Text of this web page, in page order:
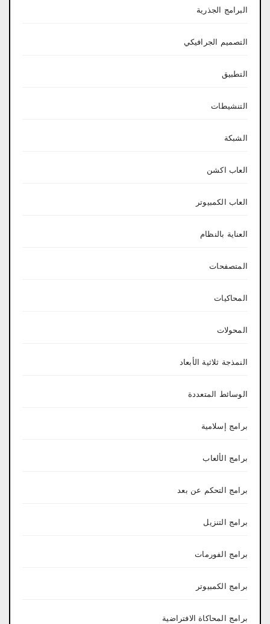
البرامج الجذرية
التصميم الجرافيكي
التطبيق
التنشيطات
الشبكة
العاب اكشن
العاب الكمبيوتر
العناية بالنظام
المتصفحات
المحاكيات
المحولات
النمذجة ثلاثية الأبعاد
الوسائط المتعددة
برامج إسلامية
برامج الألعاب
برامج التحكم عن بعد
برامج التنزيل
برامج الفورمات
برامج الكمبيوتر
برامج المحاكاة الافتراضية